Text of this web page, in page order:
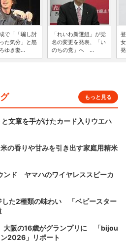
で「「騙し討
た気分」と怒
ゆき妻...
「れいわ新選組」が党
名の変更を発表、「い
のちの党」へ ...
もっと見る
文章を手がけたカード入りウエハ
の香りや甘みを引き出す家庭用精米
ンド ヤマハのワイヤレススピーカ
した2種類の味わい 「ベビースター
大阪の16歳がグランプリに 「bijou
2026」リポート